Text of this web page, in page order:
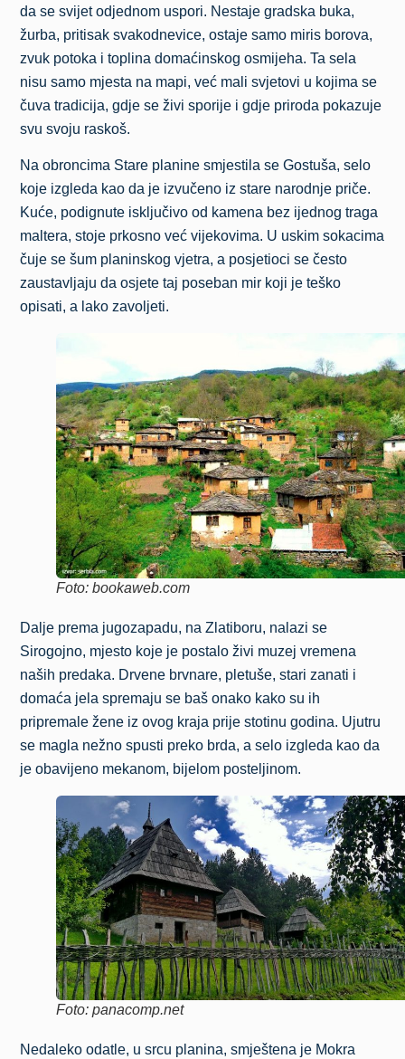
da se svijet odjednom uspori. Nestaje gradska buka,
žurba, pritisak svakodnevice, ostaje samo miris borova,
zvuk potoka i toplina domaćinskog osmijeha. Ta sela
nisu samo mjesta na mapi, već mali svjetovi u kojima se
čuva tradicija, gdje se živi sporije i gdje priroda pokazuje
svu svoju raskoš.
Na obroncima Stare planine smjestila se Gostuša, selo
koje izgleda kao da je izvučeno iz stare narodnje priče.
Kuće, podignute isključivo od kamena bez ijednog traga
maltera, stoje prkosno već vijekovima. U uskim sokacima
čuje se šum planinskog vjetra, a posjetioci se često
zaustavljaju da osjete taj poseban mir koji je teško
opisati, a lako zavoljeti.
Foto: bookaweb.com
Dalje prema jugozapadu, na Zlatiboru, nalazi se
Sirogojno, mjesto koje je postalo živi muzej vremena
naših predaka. Drvene brvnare, pletuše, stari zanati i
domaća jela spremaju se baš onako kako su ih
pripremale žene iz ovog kraja prije stotinu godina. Ujutru
se magla nežno spusti preko brda, a selo izgleda kao da
je obavijeno mekanom, bijelom posteljinom.
Foto: panacomp.net
Nedaleko odatle, u srcu planina, smještena je Mokra